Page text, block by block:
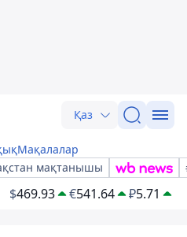
Қаз
Мақалалар
мақтанышы
$469.93 €541.64 ₽5.71